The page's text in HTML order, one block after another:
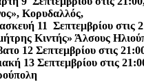
Κορυδαλλός,
11 Σεπτεμβρίου στις
Κιντής» Άλσους
12 Σεπτεμβρίου στις
13 Σεπτεμβρίου στις